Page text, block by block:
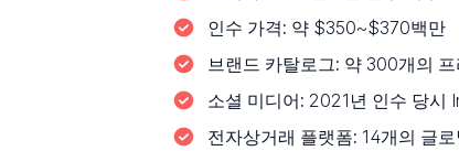
인수 가격: 약 $350~$370백만
브랜드 카탈로그: 약 300개의
소셜 미디어: 2021년 인수 당시
전자상거래 플랫폼: 14개의 글